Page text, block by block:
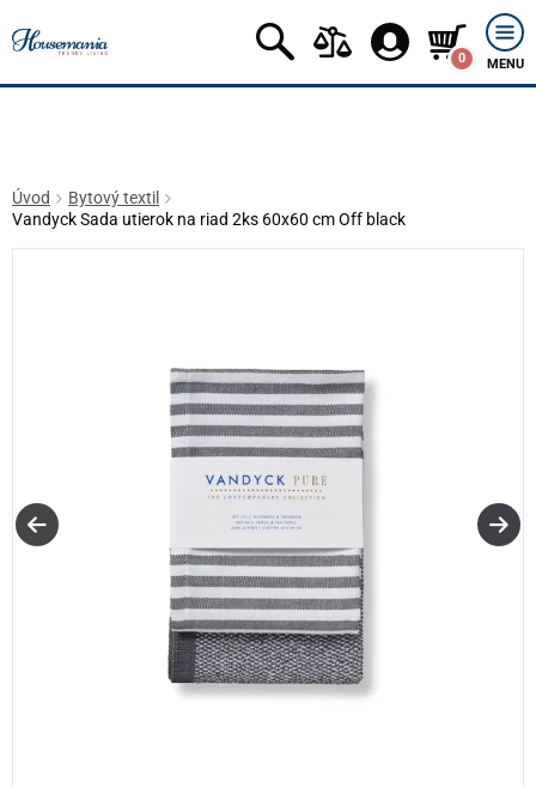
0 MENU
Úvod
Bytový textil
Vandyck Sada utierok na riad 2ks 60x60 cm Off black